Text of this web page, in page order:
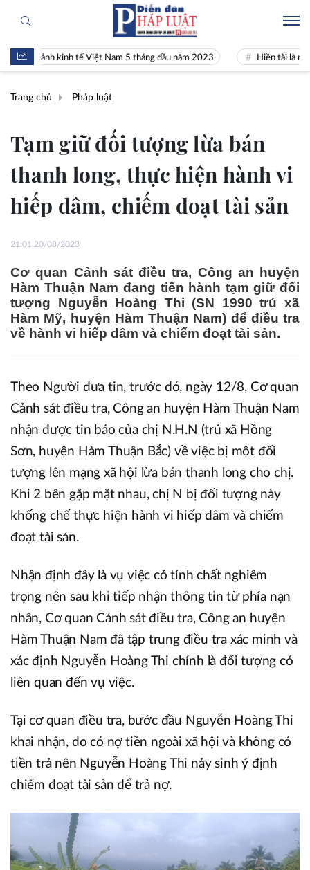
cảnh kinh tế Việt Nam 5 tháng đầu năm 2023 Hiền tài là nguyên
Trang chủ Pháp luật
Tạm giữ đối tượng lừa bán
thanh long, thực hiện hành vi
hiếp dâm, chiếm đoạt tài sản
21:01 20/08/2023
Cơ quan Cảnh sát điều tra, Công an huyện
Hàm Thuận Nam đang tiến hành tạm giữ đối
tượng Nguyễn Hoàng Thi (SN 1990 trú xã
Hàm Mỹ, huyện Hàm Thuận Nam) để điều tra
về hành vi hiếp dâm và chiếm đoạt tài sản.
Theo Người đưa tin, trước đó, ngày 12/8, Cơ quan
Cảnh sát điều tra, Công an huyện Hàm Thuận Nam
nhận được tin báo của chị N.H.N (trú xã Hồng
Sơn, huyện Hàm Thuận Bắc) về việc bị một đối
tượng lên mạng xã hội lừa bán thanh long cho chị.
Khi 2 bên gặp mặt nhau, chị N bị đối tượng này
khống chế thực hiện hành vi hiếp dâm và chiếm
đoạt tài sản.
Nhận định đây là vụ việc có tính chất nghiêm
trọng nên sau khi tiếp nhận thông tin từ phía nạn
nhân, Cơ quan Cảnh sát điều tra, Công an huyện
Hàm Thuận Nam đã tập trung điều tra xác minh và
xác định Nguyễn Hoàng Thi chính là đối tượng có
liên quan đến vụ việc.
Tại cơ quan điều tra, bước đầu Nguyễn Hoàng Thi
khai nhận, do có nợ tiền ngoài xã hội và không có
tiền trả nên Nguyễn Hoàng Thi nảy sinh ý định
chiếm đoạt tài sản để trả nợ.